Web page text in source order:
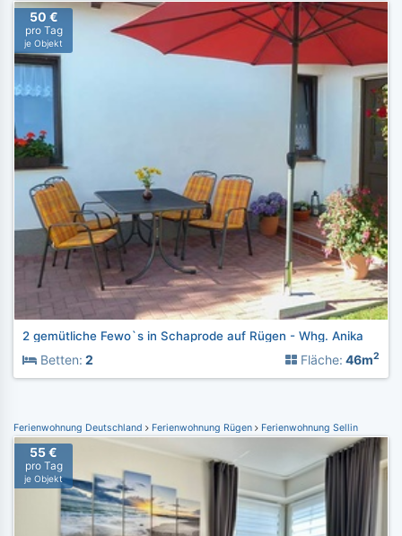
50 €
pro Tag
je Objekt
2 gemütliche Fewo`s in Schaprode auf Rügen - Whg. Anika
Betten: 2 Fläche: 46m2
Ferienwohnung Deutschland Ferienwohnung Rügen Ferienwohnung Sellin
55 €
pro Tag
je Objekt